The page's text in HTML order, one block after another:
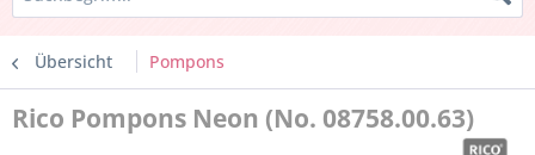
Übersicht Pompons
Rico Pompons Neon (No. 08758.00.63)